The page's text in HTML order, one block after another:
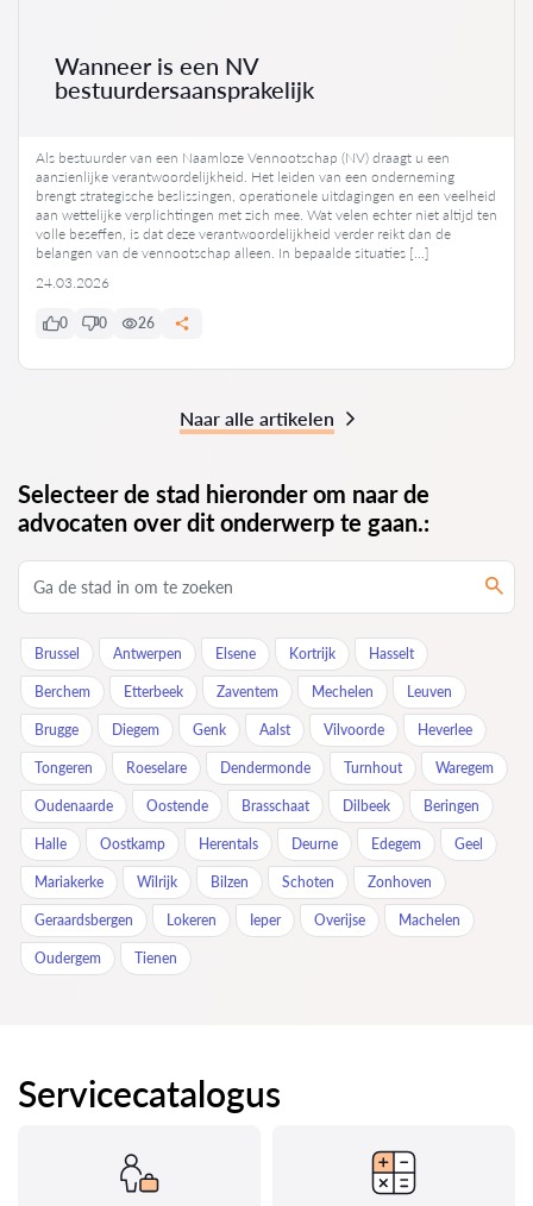
Wanneer is een NV
bestuurdersaansprakelijk
Als bestuurder van een Naamloze Vennootschap (NV) draagt u een
aanzienlijke verantwoordelijkheid. Het leiden van een onderneming
brengt strategische beslissingen, operationele uitdagingen en een veelheid
aan wettelijke verplichtingen met zich mee. Wat velen echter niet altijd ten
volle beseffen, is dat deze verantwoordelijkheid verder reikt dan de
belangen van de vennootschap alleen. In bepaalde situaties […]
24.03.2026
0 0 26
Naar alle artikelen
Selecteer de stad hieronder om naar de
advocaten over dit onderwerp te gaan.:
Brussel Antwerpen Elsene Kortrijk Hasselt
Berchem Etterbeek Zaventem Mechelen Leuven
Brugge Diegem Genk Aalst Vilvoorde Heverlee
Tongeren Roeselare Dendermonde Turnhout Waregem
Oudenaarde Oostende Brasschaat Dilbeek Beringen
Halle Oostkamp Herentals Deurne Edegem Geel
Mariakerke Wilrijk Bilzen Schoten Zonhoven
Geraardsbergen Lokeren Ieper Overijse Machelen
Oudergem Tienen
Servicecatalogus